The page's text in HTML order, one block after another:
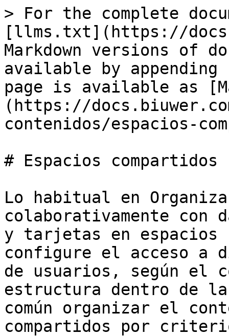
> For the complete
[llms.txt](https://
Markdown versions of
available by
page is available as
(https://
contenidos/espacios-
# Espacios compartidos
Lo habitual en
colaborativamente con
y tarjetas en espacios
configure el acceso a
de usuarios, según el
estructura dentro de la
común organizar el
compartidos por